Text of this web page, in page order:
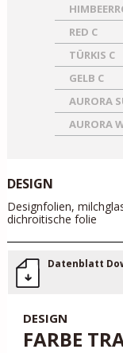
RED C
TÜRKIS C
GELB C
AURORA
AURORA
DESIGN
Designfolien,
dichroitische folie
Datenblatt
DESIGN
FARBE